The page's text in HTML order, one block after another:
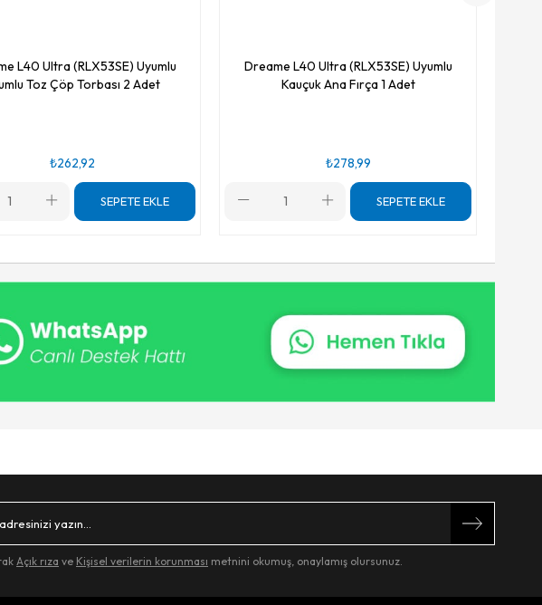
L40 Ultra (RLX53SE) Uyumlu
Toz Çöp Torbası 2 Adet
₺262,92
SEPETE EKLE
Dreame L40 Ultra (RLX53SE) Uyumlu
Kauçuk Ana Fırça 1 Adet
₺278,99
SEPETE EKLE
Açık rıza ve Kişisel verilerin korunması metnini okumuş, onaylamış olursunuz.